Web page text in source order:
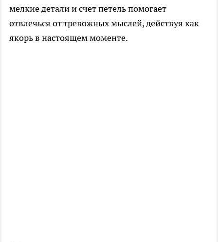
мелкие детали и счет петель помогает
отвлечься от тревожных мыслей, действуя как
якорь в настоящем моменте.